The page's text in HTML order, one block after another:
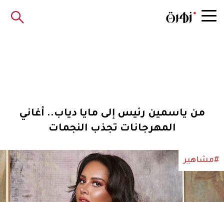
من ياسمين رئيس إلى مايا دياب.. أغاني
المهرجانات تجذب النجمات
#مشاهير